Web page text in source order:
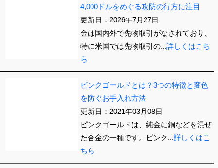
4,000ドルをめぐる攻防の行方に注目
更新日：2026年7月27日
金は国内外で先物取引がなされており、
特に米国では先物取引の...詳しくはこち
ら
ピンクゴールドとは？3つの特徴と変色
を防ぐお手入れ方法
更新日：2021年03月08日
ピンクゴールドは、純金に銅などを混ぜ
た合金の一種です。ピンク...詳しくはこ
ちら